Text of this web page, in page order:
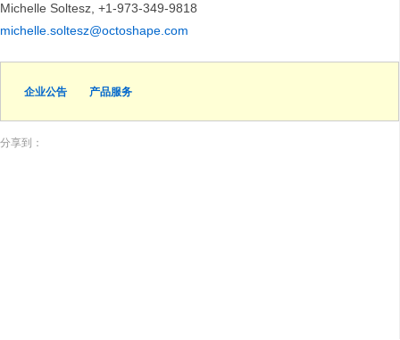
Michelle Soltesz, +1-973-349-9818
michelle.soltesz@octoshape.com
企业公告 产品服务
分享到：